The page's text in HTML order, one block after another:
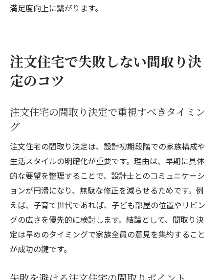
満足度向上に繋がります。
注文住宅で失敗しない間取り決
定のコツ
注文住宅の間取り決定で重視すべきタイミン
グ
注文住宅の間取り決定は、設計初期段階での家族構成や
生活スタイルの明確化が重要です。理由は、早期に具体
的な要望を整理することで、設計士とのコミュニケーシ
ョンが円滑になり、無駄な修正を減らせるためです。例
えば、子育て世代であれば、子ども部屋の位置やリビン
グの広さを優先的に検討します。結論として、間取り決
定は早めのタイミングで家族全員の意見を集約すること
が成功の鍵です。